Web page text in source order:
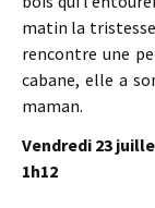
matin la tristesse
rencontre une
cabane, elle a
maman.
Vendredi 23
1h12